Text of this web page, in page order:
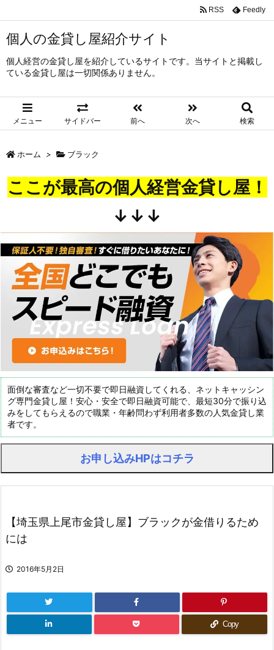
個人の金貸し屋紹介サイト
個人経営の金貸し屋を紹介しているサイトです。当サイトと掲載し
ている金貸し屋は一切関係ありません。
メニュー サイドバー 前へ 次へ 検索
RSS Feedly
ホーム > ブラック
ここが最高の個人経営金貸し屋！
↓↓↓
面倒な審査など一切不要で即日融資してくれる、ネットキャッシン
グ専門金貸し屋！安心・安全で即日融資可能で、最短30分で振り込
みをしてもらえるので職業・年齢問わず利用者多数の人気金貸し業
者です。
お申し込みHPはコチラ
【埼玉県上尾市金貸し屋】ブラックが金借りるため
には
2016年5月2日
Copy